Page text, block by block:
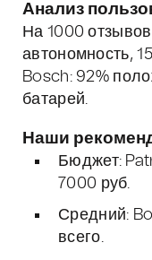
Анализ
На 1000
автономность,
Bosch: 92%
батарей.
Наши
Бюджет:
7000 руб.
Средний:
всего.